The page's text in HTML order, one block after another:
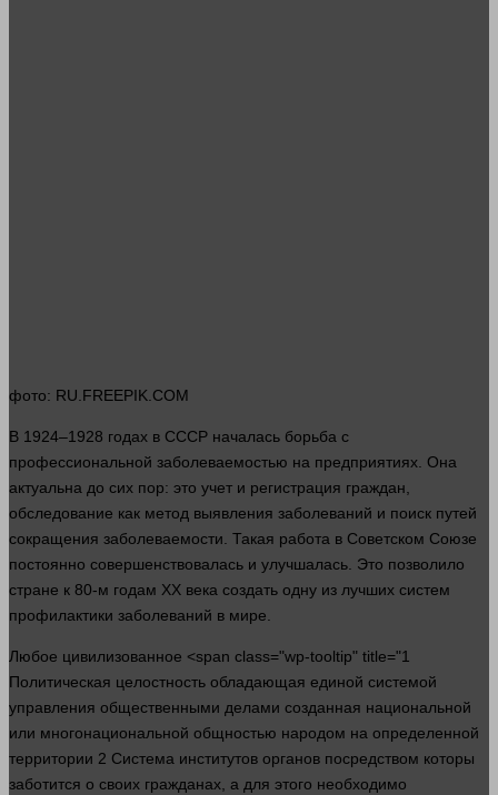
фото: RU.FREEPIK.COM
В 1924–1928 годах в СССР началась борьба с
профессиональной заболеваемостью на предприятиях. Она
актуальна до сих пор: это учет и регистрация граждан,
обследование как метод выявления заболеваний и поиск путей
сокращения заболеваемости. Такая работа в Советском Союзе
постоянно совершенствовалась и улучшалась. Это позволило
стране к 80-м годам ХХ века создать одну из лучших систем
профилактики заболеваний в мире.
Любое цивилизованное <span class="wp-tooltip" title="1
Политическая целостность обладающая единой системой
управления общественными делами созданная национальной
или многонациональной общностью народом на определенной
территории 2 Система институтов органов посредством которы
заботится о своих гражданах, а для этого необходимо